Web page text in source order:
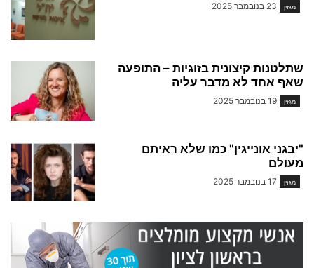
מגזין 23 בנובמבר 2025
שתלטנות קיצונית בזוגיות – התופעה
שאף אחד לא מדבר עליה
מגזין 19 בנובמבר 2025
"יבגני אונייגין" כמו שלא ראיתם
מעולם
מגזין 17 בנובמבר 2025